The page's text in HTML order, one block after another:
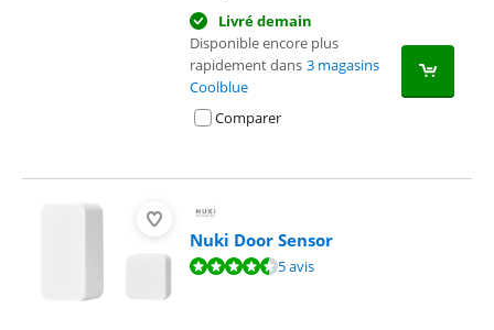
Livré demain
Disponible encore plus
rapidement dans 3 magasins
Coolblue
Comparer
Nuki Door Sensor
La note est de 8,9 sur 10, basée sur 5 avis.5 avis